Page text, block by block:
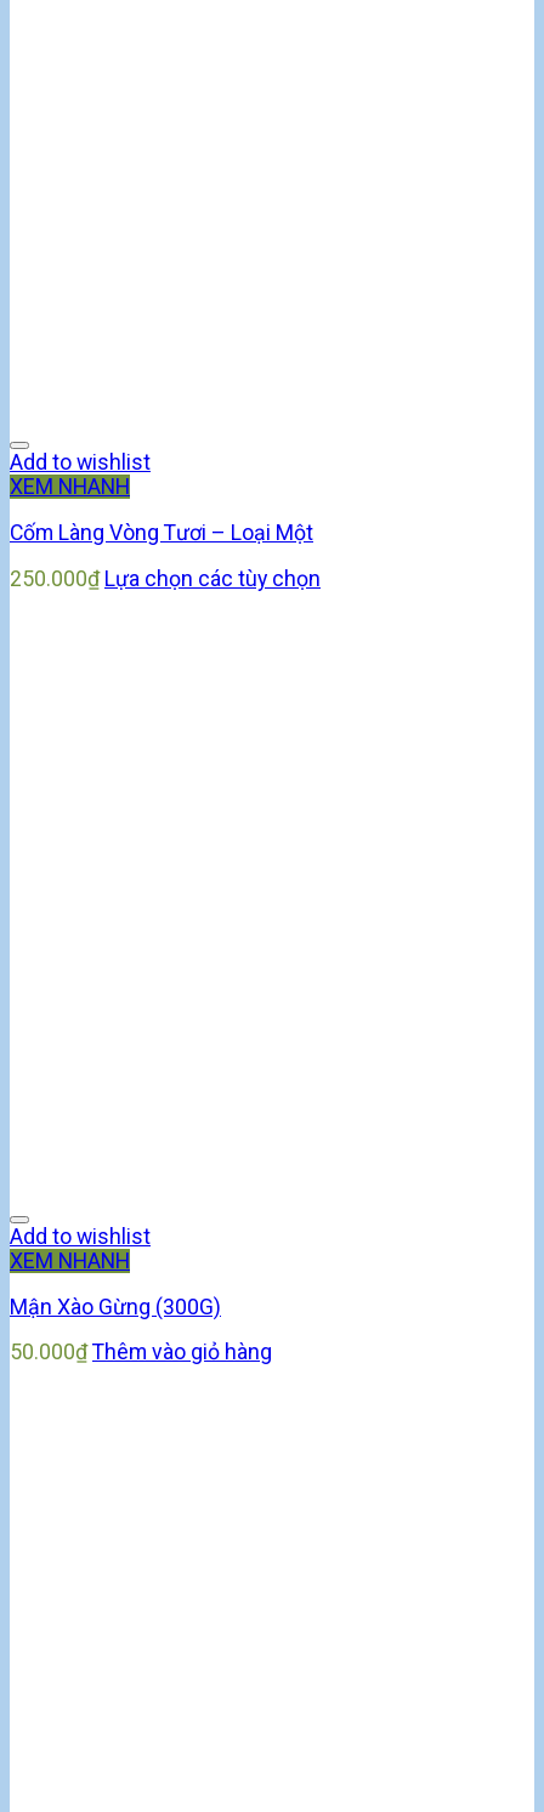
Add to wishlist
XEM NHANH
Cốm Làng Vòng Tươi – Loại Một
250.000₫ Lựa chọn các tùy chọn
Add to wishlist
XEM NHANH
Mận Xào Gừng (300G)
50.000₫ Thêm vào giỏ hàng